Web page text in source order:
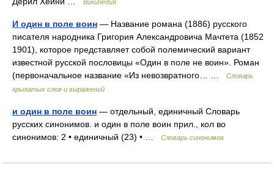
Википедия
И один в поле воин — Название романа (1886) русского
писателя народника Григория Александровича Мачтета (1852
1901), которое представляет собой полемический вариант
известной русской пословицы «Один в поле не воин». Роман
(первоначальное название «Из невозвратного… …
Словарь
крылатых слов и выражений
и один в поле воин — отдельный, единичный Словарь
русских синонимов. и один в поле воин прил., кол во
синонимов: 2 • единичный (23) • …
Словарь синонимов